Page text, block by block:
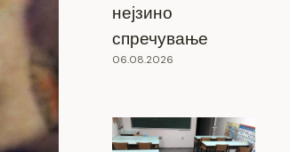
нејзино
спречување
06.08.2026